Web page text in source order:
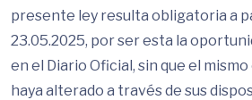
presente ley resulta obligatoria a
23.05.2025, por ser esta la
en el Diario Oficial, sin que el
haya alterado a través de sus